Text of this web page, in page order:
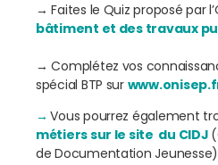
→ Faites le Quiz proposé par
bâtiment et des travaux
→ Complétez vos
spécial BTP sur
→ Vous pourrez également
métiers sur le site du CIDJ
de Documentation Jeunesse)